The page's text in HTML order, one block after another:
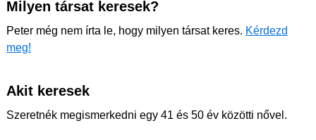
Milyen társat keresek?
Peter még nem írta le, hogy milyen társat keres. Kérdezd
meg!
Akit keresek
Szeretnék megismerkedni egy 41 és 50 év közötti nővel.